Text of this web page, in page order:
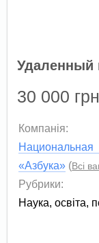
Удаленный
30 000
Компанія:
«Азбука» (Всі
Рубрики:
Наука, освіта,